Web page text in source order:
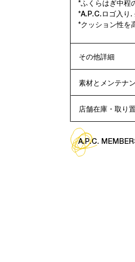
*ふくらはぎ中程
*A.P.C.ロゴ入り.
*クッション性を
その他詳細
素材とメンテナ
店舗在庫・取り
A.P.C.